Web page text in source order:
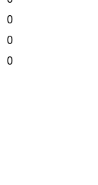
0
0
0